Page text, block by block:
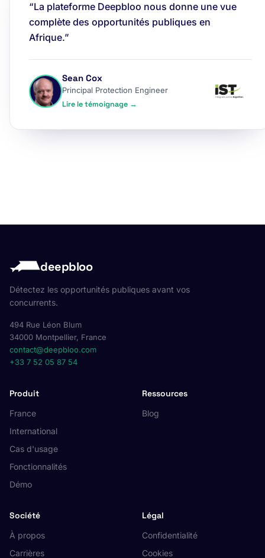
“La plateforme Deepbloo nous donne une vue
complète des opportunités publiques en
Afrique.”
Sean Cox
Principal Protection Engineer
Lire le témoignage →
deepbloo
Détectez les opportunités publiques avant vos
concurrents.
494 Rue Léon Blum
34000 Montpellier, France
contact@deepbloo.com
+33 7 52 05 87 54
Produit
France
International
Cas d'usage
Fonctionnalités
Démo
Ressources
Blog
Société
À propos
Carrières
Légal
Confidentialité
Cookies